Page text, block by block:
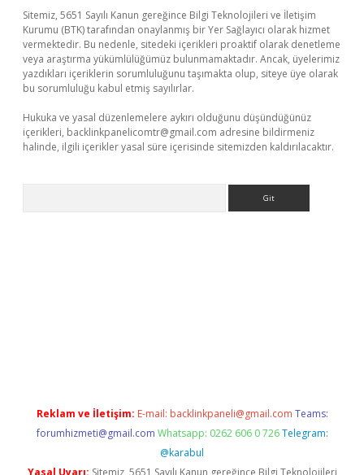
Sitemiz, 5651 Sayılı Kanun gereğince Bilgi Teknolojileri ve İletişim
Kurumu (BTK) tarafından onaylanmış bir Yer Sağlayıcı olarak hizmet
vermektedir. Bu nedenle, sitedeki içerikleri proaktif olarak denetleme
veya araştırma yükümlülüğümüz bulunmamaktadır. Ancak, üyelerimiz
yazdıkları içeriklerin sorumluluğunu taşımakta olup, siteye üye olarak
bu sorumluluğu kabul etmiş sayılırlar.
Hukuka ve yasal düzenlemelere aykırı olduğunu düşündüğünüz
içerikleri, backlinkpanelicomtr@gmail.com adresine bildirmeniz
halinde, ilgili içerikler yasal süre içerisinde sitemizden kaldırılacaktır.
Reklam ve İletişim: E-mail: backlinkpaneli@gmail.com Teams:
forumhizmeti@gmail.com Whatsapp: 0262 606 0 726 Telegram:
@karabul
Yasal Uyarı: Sitemiz, 5651 Sayılı Kanun gereğince Bilgi Teknolojileri